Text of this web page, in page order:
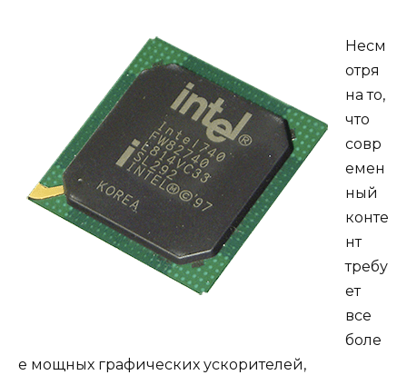
Несм
отря
на то,
что
совр
емен
ный
конте
нт
требу
ет
все
боле
е мощных графических ускорителей,